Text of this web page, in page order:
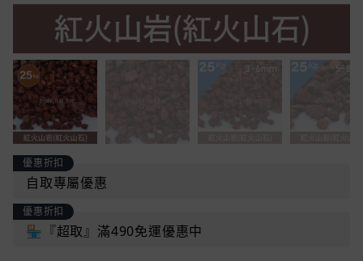
優惠折扣
自取專屬優惠
優惠折扣
🏪『超取』滿490免運優惠中